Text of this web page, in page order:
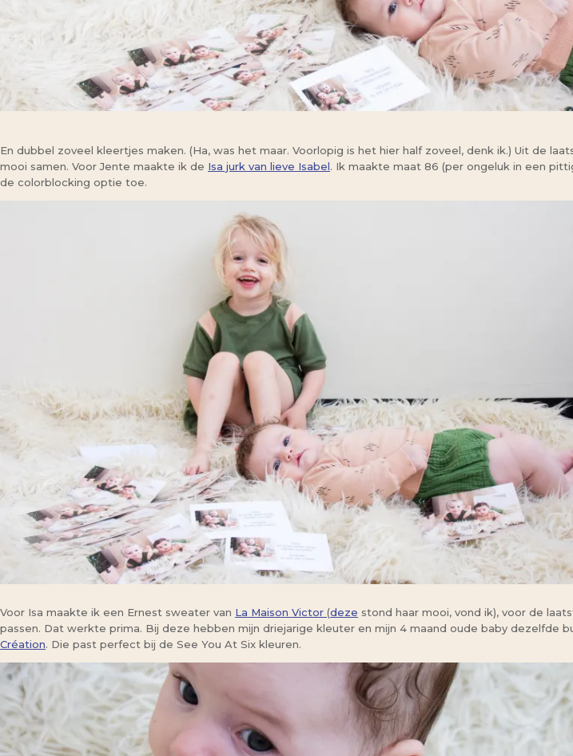
En dubbel zoveel kleertjes maken. (Ha, was het maar. Voorlopig is het hier half zoveel, denk ik.) Uit de
mooi samen. Voor Jente maakte ik de Isa jurk van lieve Isabel. Ik maakte maat 86 (per ongeluk in een
de colorblocking optie toe.
Voor Isa maakte ik een Ernest sweater van La Maison Victor (deze stond haar mooi, vond ik), voor de
passen. Dat werkte prima. Bij deze hebben mijn driejarige kleuter en mijn 4 maand oude baby dezelfde
Création. Die past perfect bij de See You At Six kleuren.